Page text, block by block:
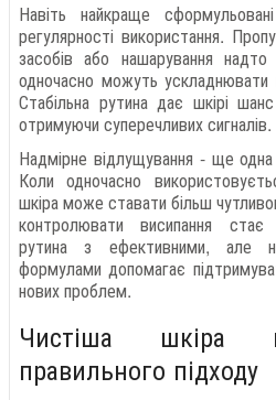
Навіть найкраще
регулярності використання.
засобів або нашарування надто
одночасно можуть ускладнювати
Стабільна рутина дає шкірі
отримуючи суперечливих сигналів.
Надмірне відлущування - ще
Коли одночасно
шкіра може ставати більш
контролювати висипання стає
рутина з ефективними, але
формулами допомагає
нових проблем.
Чистіша шкіра
правильного підходу